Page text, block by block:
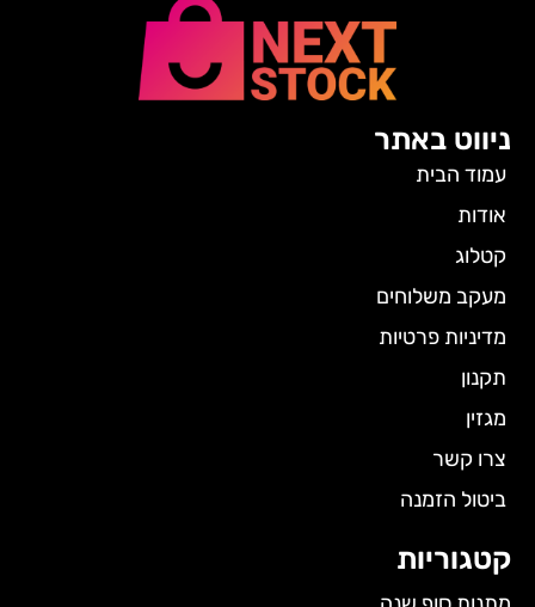
ניווט באתר
עמוד הבית
אודות
קטלוג
מעקב משלוחים
מדיניות פרטיות
תקנון
מגזין
צרו קשר
ביטול הזמנה
קטגוריות